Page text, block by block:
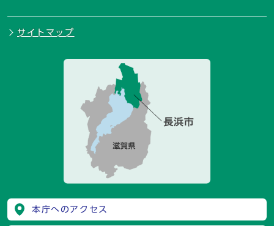
サイトマップ
本庁へのアクセス